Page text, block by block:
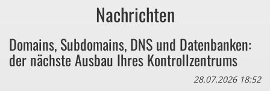
Bezahlen Sie auch zu viel
für Dinge, die sie gar nicht brauchen?
Nachrichten
Domains, Subdomains, DNS und Datenbanken:
der nächste Ausbau Ihres Kontrollzentrums
28.07.2026 18:52